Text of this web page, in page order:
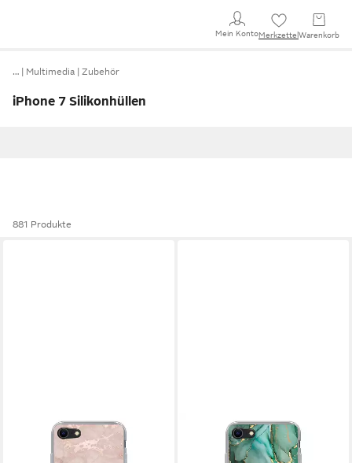
Mein KontoMerkzettel Warenkorb
… Multimedia Zubehör
iPhone 7 Silikonhüllen
881 Produkte